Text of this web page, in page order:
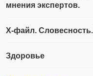
мнения экспертов.
Х-файл.
Здоровье